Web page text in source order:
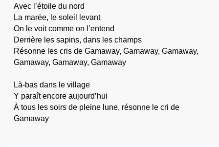
Avec l’étoile du nord
La marée, le soleil levant
On le voit comme on l’entend
Derrière les sapins, dans les champs
Résonne les cris de Gamaway, Gamaway, Gamaway,
Gamaway, Gamaway, Gamaway
Là-bas dans le village
Y paraît encore aujourd’hui
À tous les soirs de pleine lune, résonne le cri de
Gamaway